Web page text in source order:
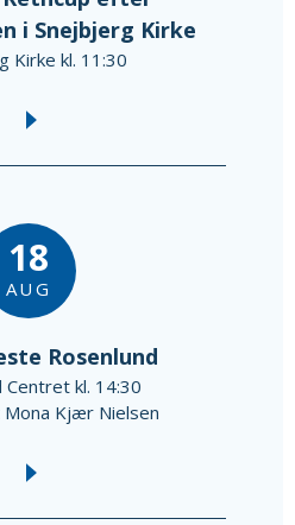
i Snejbjerg Kirke
Kirke kl. 11:30
18
AUG
Rosenlund
Centret kl. 14:30
Kjær Nielsen